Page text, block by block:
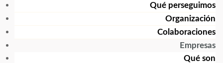
Qué perseguimos
Organización
Colaboraciones
Empresas
Qué son